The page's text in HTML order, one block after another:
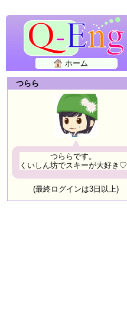
ホーム
つらら
つららです。
くいしん坊でスキーが大好き♡
(最終ログインは3日以上)